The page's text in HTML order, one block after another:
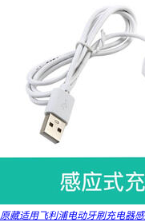
原藏适用飞利浦电动牙刷充电器感